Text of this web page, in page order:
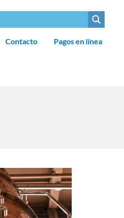
Contacto Pagos en línea